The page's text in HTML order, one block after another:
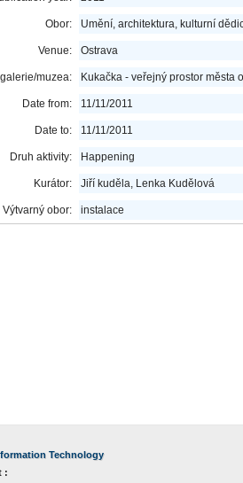
Obor: Umění, architektura, kulturní
Venue: Ostrava
muzea: Kukačka - veřejný prostor města
Date from: 11/11/2011
Date to: 11/11/2011
Druh aktivity: Happening
Kurátor: Jiří kuděla, Lenka Kudělová
Výtvarný obor: instalace
Technology
: